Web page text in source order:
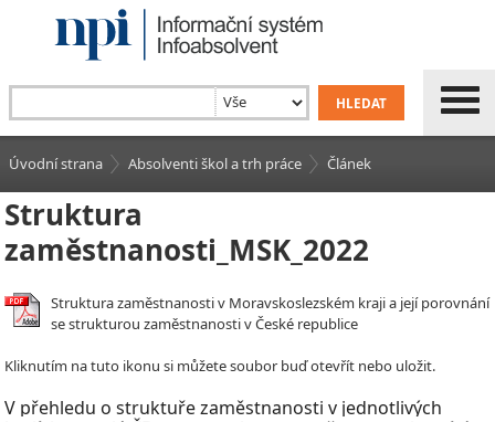
Úvodní strana Absolventi škol a trh práce Článek
Struktura
zaměstnanosti_MSK_2022
Struktura zaměstnanosti v Moravskoslezském kraji a její porovnání
se strukturou zaměstnanosti v České republice
Kliknutím na tuto ikonu si můžete soubor buď otevřít nebo uložit.
V přehledu o struktuře zaměstnanosti v jednotlivých